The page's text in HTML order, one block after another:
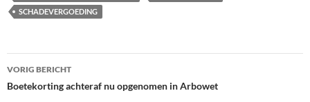
SCHADEVERGOEDING
Bericht
navigatie
VORIG BERICHT
Boetekorting achteraf nu opgenomen in Arbowet